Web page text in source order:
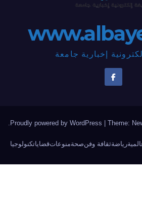
إخبارية جامعة
Proudly powered by WordPress|Theme:
.
رياضةثقافة وفنصحةمنوعاتقضاياتكنولوجيا